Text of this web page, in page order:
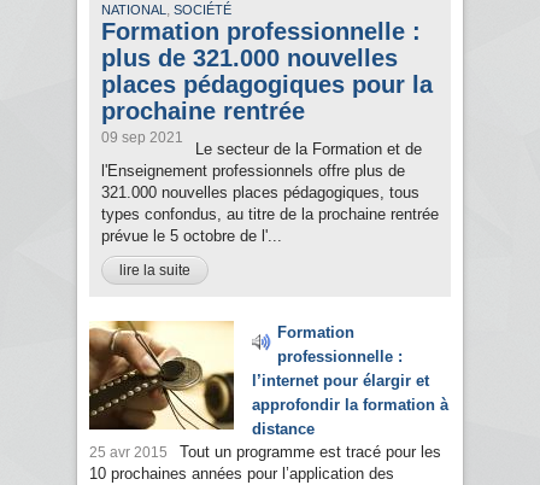
NATIONAL , SOCIÉTÉ
Formation professionnelle :
plus de 321.000 nouvelles
places pédagogiques pour la
prochaine rentrée
09 sep 2021
Le secteur de la Formation et de
l'Enseignement professionnels offre plus de
321.000 nouvelles places pédagogiques, tous
types confondus, au titre de la prochaine rentrée
prévue le 5 octobre de l'...
lire la suite
Formation
professionnelle :
l’internet pour élargir et
approfondir la formation à
distance
25 avr 2015
Tout un programme est tracé pour les
10 prochaines années pour l’application des